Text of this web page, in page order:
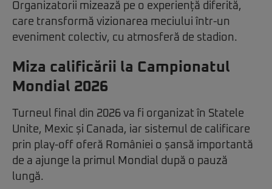
Organizatorii mizează pe o experiență diferită,
care transformă vizionarea meciului într-un
eveniment colectiv, cu atmosferă de stadion.
Miza calificării la Campionatul
Mondial 2026
Turneul final din 2026 va fi organizat în Statele
Unite, Mexic și Canada, iar sistemul de calificare
prin play-off oferă României o șansă importantă
de a ajunge la primul Mondial după o pauză
lungă.